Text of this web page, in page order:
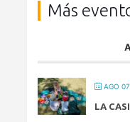
Más
AGO
LA